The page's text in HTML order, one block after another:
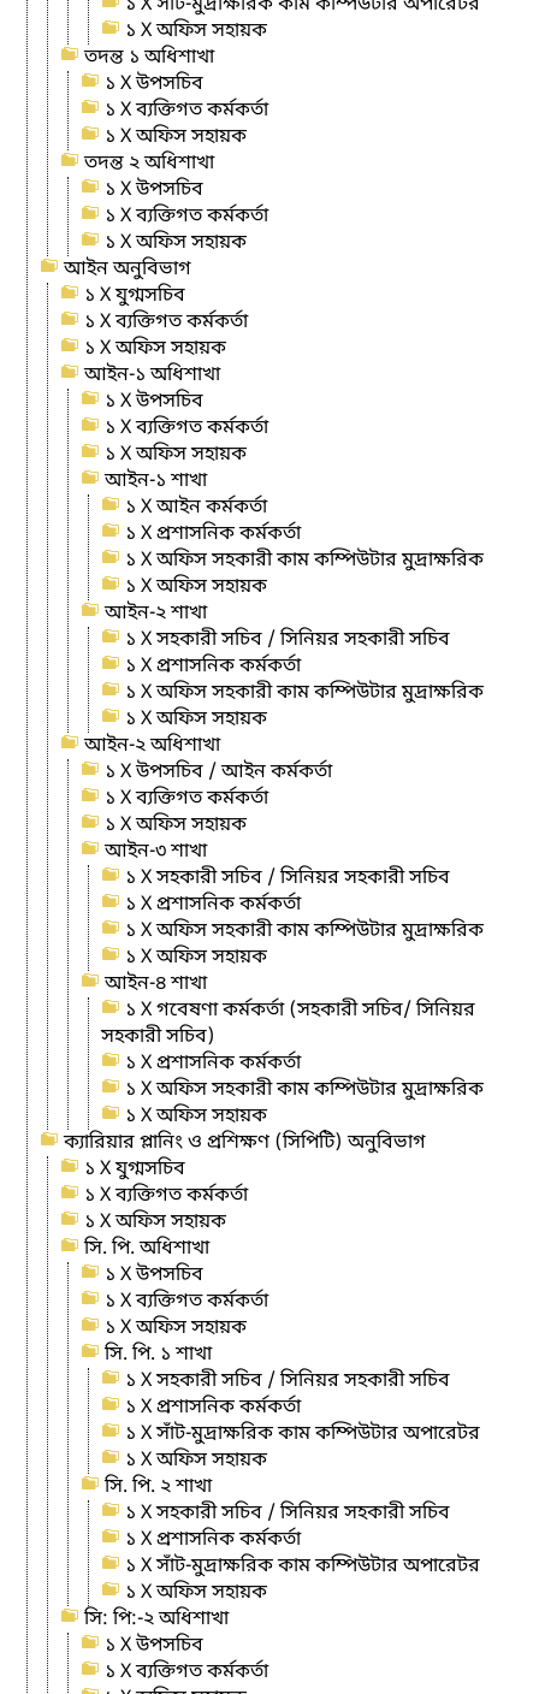
১ X অফিস সহায়ক
তদন্ত ১ অধিশাখা
১ X উপসচিব
১ X ব্যক্তিগত কর্মকর্তা
১ X অফিস সহায়ক
তদন্ত ২ অধিশাখা
১ X উপসচিব
১ X ব্যক্তিগত কর্মকর্তা
১ X অফিস সহায়ক
আইন অনুবিভাগ
১ X যুগ্মসচিব
১ X ব্যক্তিগত কর্মকর্তা
১ X অফিস সহায়ক
আইন-১ অধিশাখা
১ X উপসচিব
১ X ব্যক্তিগত কর্মকর্তা
১ X অফিস সহায়ক
আইন-১ শাখা
১ X আইন কর্মকর্তা
১ X প্রশাসনিক কর্মকর্তা
১ X অফিস সহকারী কাম কম্পিউটার মুদ্রাক্ষরিক
১ X অফিস সহায়ক
আইন-২ শাখা
১ X সহকারী সচিব / সিনিয়র সহকারী সচিব
১ X প্রশাসনিক কর্মকর্তা
১ X অফিস সহকারী কাম কম্পিউটার মুদ্রাক্ষরিক
১ X অফিস সহায়ক
আইন-২ অধিশাখা
১ X উপসচিব / আইন কর্মকর্তা
১ X ব্যক্তিগত কর্মকর্তা
১ X অফিস সহায়ক
আইন-৩ শাখা
১ X সহকারী সচিব / সিনিয়র সহকারী সচিব
১ X প্রশাসনিক কর্মকর্তা
১ X অফিস সহকারী কাম কম্পিউটার মুদ্রাক্ষরিক
১ X অফিস সহায়ক
আইন-৪ শাখা
১ X গবেষণা কর্মকর্তা (সহকারী সচিব/ সিনিয়র
সহকারী সচিব)
১ X প্রশাসনিক কর্মকর্তা
১ X অফিস সহকারী কাম কম্পিউটার মুদ্রাক্ষরিক
১ X অফিস সহায়ক
ক্যারিয়ার প্লানিং ও প্রশিক্ষণ (সিপিটি) অনুবিভাগ
১ X যুগ্মসচিব
১ X ব্যক্তিগত কর্মকর্তা
১ X অফিস সহায়ক
সি. পি. অধিশাখা
১ X উপসচিব
১ X ব্যক্তিগত কর্মকর্তা
১ X অফিস সহায়ক
সি. পি. ১ শাখা
১ X সহকারী সচিব / সিনিয়র সহকারী সচিব
১ X প্রশাসনিক কর্মকর্তা
১ X সাঁট-মুদ্রাক্ষরিক কাম কম্পিউটার অপারেটর
১ X অফিস সহায়ক
সি. পি. ২ শাখা
১ X সহকারী সচিব / সিনিয়র সহকারী সচিব
১ X প্রশাসনিক কর্মকর্তা
১ X সাঁট-মুদ্রাক্ষরিক কাম কম্পিউটার অপারেটর
১ X অফিস সহায়ক
সি: পি:-২ অধিশাখা
১ X উপসচিব
১ X ব্যক্তিগত কর্মকর্তা